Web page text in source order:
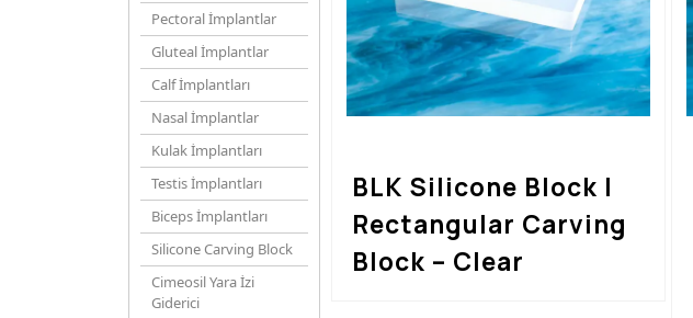
Pectoral İmplantlar
Gluteal İmplantlar
Calf İmplantları
Nasal İmplantlar
Kulak İmplantları
Testis İmplantları
Biceps İmplantları
Silicone Carving Block
Cimeosil Yara İzi
Giderici
BLK Silicone Block |
Rectangular Carving
Block – Clear